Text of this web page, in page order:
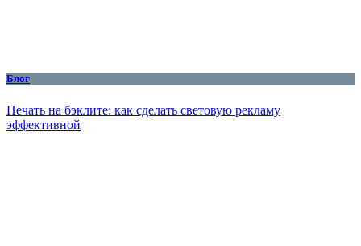
Блог
Печать на бэклите: как сделать световую рекламу
эффективной